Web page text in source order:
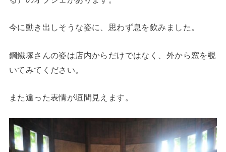
今に動き出しそうな姿に、思わず息を飲みました。
鋼鐵塚さんの姿は店内からだけではなく、外から窓を覗
いてみてください。
また違った表情が垣間見えます。